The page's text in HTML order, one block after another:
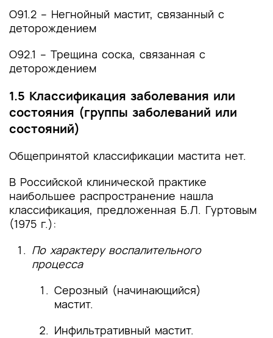
О91.2 – Негнойный мастит, связанный с
деторождением
О92.1 – Трещина соска, связанная с
деторождением
1.5 Классификация заболевания или
состояния (группы заболеваний или
состояний)
Общепринятой классификации мастита нет.
В Российской клинической практике
наибольшее распространение нашла
классификация, предложенная Б.Л. Гуртовым
(1975 г.):
По характеру воспалительного
процесса
Серозный (начинающийся)
мастит.
Инфильтративный мастит.